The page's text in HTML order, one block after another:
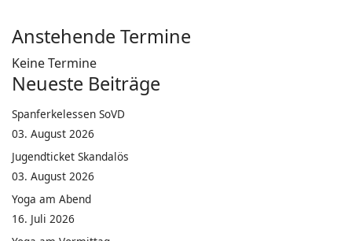
Anstehende Termine
Keine Termine
Neueste Beiträge
Spanferkelessen SoVD
03. August 2026
Jugendticket Skandalös
03. August 2026
Yoga am Abend
16. Juli 2026